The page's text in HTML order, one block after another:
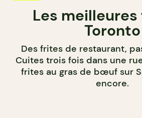
Les
Toronto
Des frites de restaurant,
Cuites trois fois dans une
frites au gras de bœuf sur
encore.